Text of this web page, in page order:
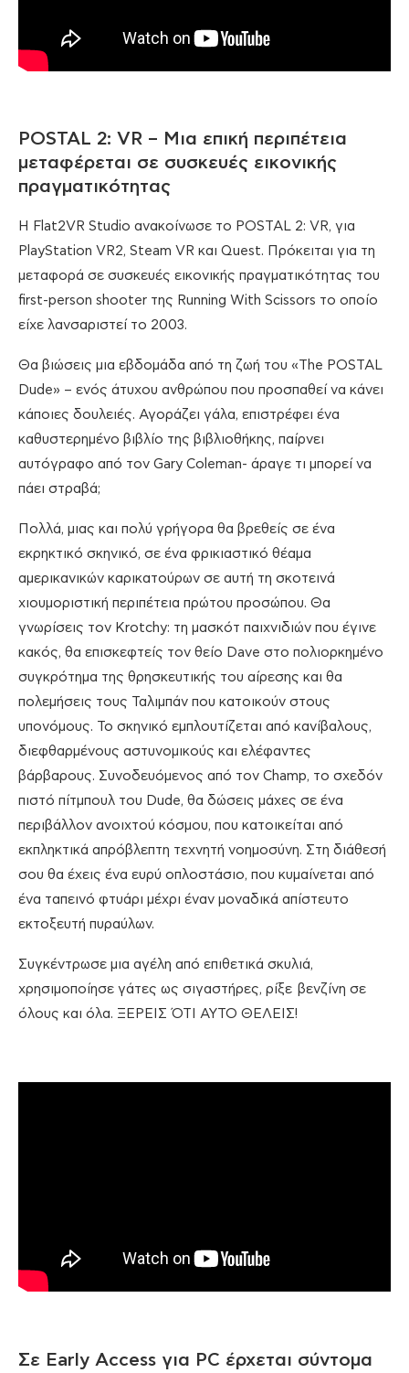
POSTAL 2: VR – Μια επική περιπέτεια
μεταφέρεται σε συσκευές εικονικής
πραγματικότητας
Η Flat2VR Studio ανακοίνωσε το POSTAL 2: VR, για
PlayStation VR2, Steam VR και Quest. Πρόκειται για τη
μεταφορά σε συσκευές εικονικής πραγματικότητας του
first-person shooter της Running With Scissors το οποίο
είχε λανσαριστεί το 2003.
Θα βιώσεις μια εβδομάδα από τη ζωή του «The POSTAL
Dude» – ενός άτυχου ανθρώπου που προσπαθεί να κάνει
κάποιες δουλειές. Αγοράζει γάλα, επιστρέφει ένα
καθυστερημένο βιβλίο της βιβλιοθήκης, παίρνει
αυτόγραφο από τον Gary Coleman- άραγε τι μπορεί να
πάει στραβά;
Πολλά, μιας και πολύ γρήγορα θα βρεθείς σε ένα
εκρηκτικό σκηνικό, σε ένα φρικιαστικό θέαμα
αμερικανικών καρικατούρων σε αυτή τη σκοτεινά
χιουμοριστική περιπέτεια πρώτου προσώπου. Θα
γνωρίσεις τον Krotchy: τη μασκότ παιχνιδιών που έγινε
κακός, θα επισκεφτείς τον θείο Dave στο πολιορκημένο
συγκρότημα της θρησκευτικής του αίρεσης και θα
πολεμήσεις τους Ταλιμπάν που κατοικούν στους
υπονόμους. Το σκηνικό εμπλουτίζεται από κανίβαλους,
διεφθαρμένους αστυνομικούς και ελέφαντες
βάρβαρους. Συνοδευόμενος από τον Champ, το σχεδόν
πιστό πίτμπουλ του Dude, θα δώσεις μάχες σε ένα
περιβάλλον ανοιχτού κόσμου, που κατοικείται από
εκπληκτικά απρόβλεπτη τεχνητή νοημοσύνη. Στη διάθεσή
σου θα έχεις ένα ευρύ οπλοστάσιο, που κυμαίνεται από
ένα ταπεινό φτυάρι μέχρι έναν μοναδικά απίστευτο
εκτοξευτή πυραύλων.
Συγκέντρωσε μια αγέλη από επιθετικά σκυλιά,
χρησιμοποίησε γάτες ως σιγαστήρες, ρίξε βενζίνη σε
όλους και όλα. ΞΕΡΕΙΣ ΌΤΙ ΑΥΤΟ ΘΕΛΕΙΣ!
Σε Early Access για PC έρχεται σύντομα